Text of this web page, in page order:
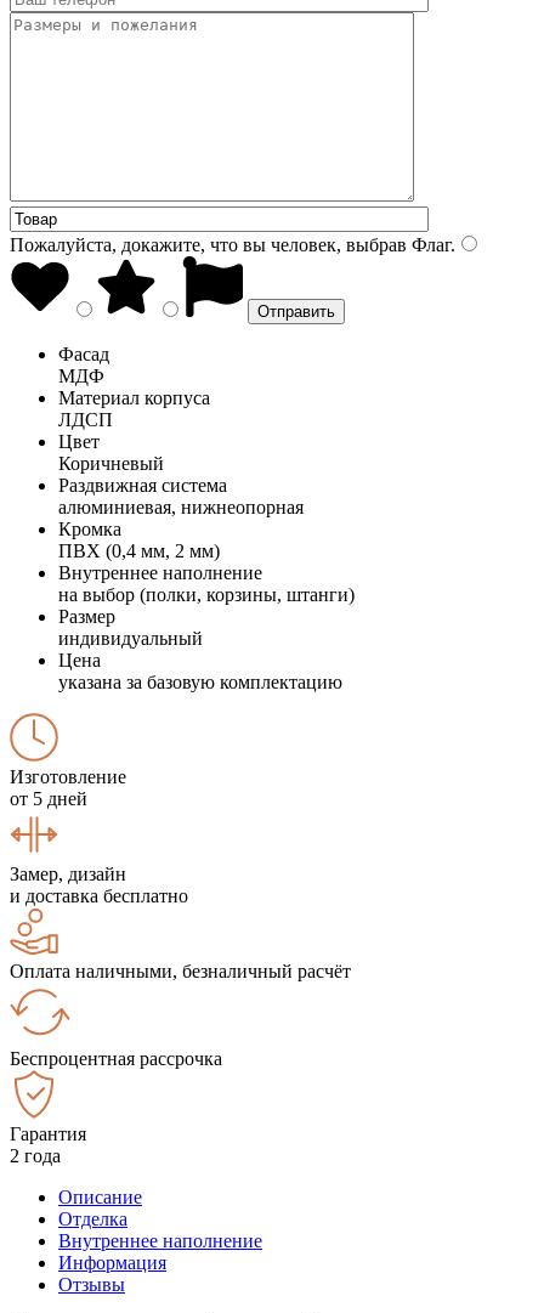
Пожалуйста, докажите, что вы человек, выбрав Флаг.
Фасад
МДФ
Материал корпуса
ЛДСП
Цвет
Коричневый
Раздвижная система
алюминиевая, нижнеопорная
Кромка
ПВХ (0,4 мм, 2 мм)
Внутреннее наполнение
на выбор (полки, корзины, штанги)
Размер
индивидуальный
Цена
указана за базовую комплектацию
Изготовление
от 5 дней
Замер, дизайн
и доставка бесплатно
Оплата наличными, безналичный расчёт
Беспроцентная рассрочка
Гарантия
2 года
Описание
Отделка
Внутреннее наполнение
Информация
Отзывы